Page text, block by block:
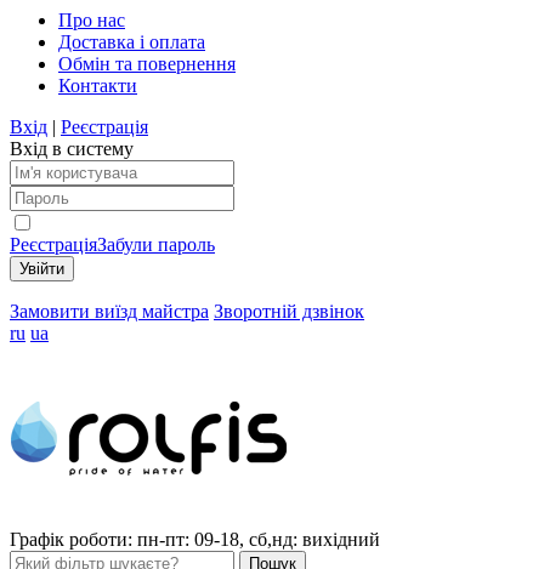
Про нас
Доставка і оплата
Обмін та повернення
Контакти
Вхід | Реєстрація
Вхід в систему
РеєстраціяЗабули пароль
Замовити виїзд майстра Зворотній дзвінок
ru ua
Графік роботи: пн-пт: 09-18, сб,нд: вихідний